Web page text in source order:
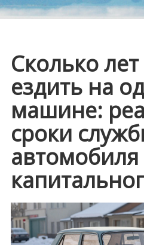
Сколько
ездить на
машине:
сроки
автомобиля